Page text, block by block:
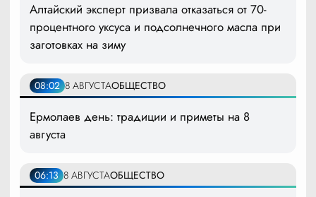
Алтайский эксперт призвала отказаться от 70-
процентного уксуса и подсолнечного масла при
заготовках на зиму
08:02 8 АВГУСТАОБЩЕСТВО
Ермолаев день: традиции и приметы на 8
августа
06:13 8 АВГУСТАОБЩЕСТВО